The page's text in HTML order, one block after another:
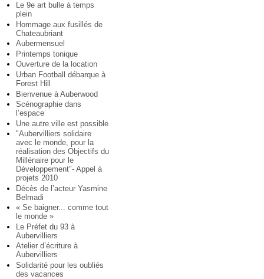
Le 9e art bulle à temps
plein
Hommage aux fusillés de
Chateaubriant
Aubermensuel
Printemps tonique
Ouverture de la location
Urban Football débarque à
Forest Hill
Bienvenue à Auberwood
Scénographie dans
l’espace
Une autre ville est possible
"Aubervilliers solidaire
avec le monde, pour la
réalisation des Objectifs du
Millénaire pour le
Développement"- Appel à
projets 2010
Décès de l’acteur Yasmine
Belmadi
« Se baigner... comme tout
le monde »
Le Préfet du 93 à
Aubervilliers
Atelier d’écriture à
Aubervilliers
Solidarité pour les oubliés
des vacances